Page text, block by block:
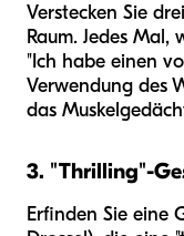
Verstecken Sie
Raum. Jedes Mal,
"Ich habe einen
Verwendung des
das
3. "Thrilling"-
Erfinden Sie eine